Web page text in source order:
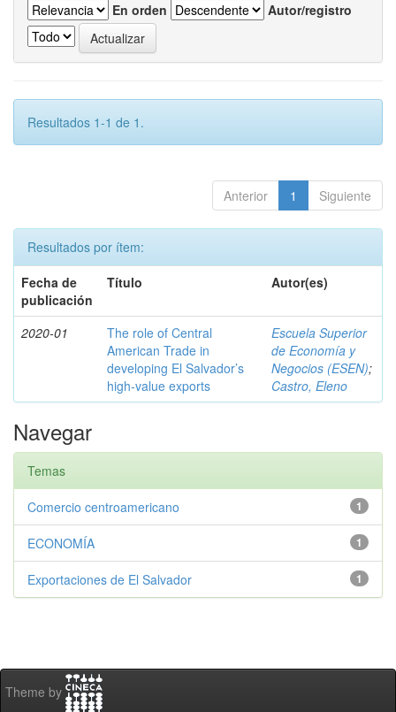
En orden
Autor/registro
Resultados 1-1 de 1.
Anterior 1 Siguiente
Resultados por ítem:
Fecha de
publicación
Título Autor(es)
2020-01
The role of Central
American Trade in
developing El Salvador’s
high-value exports
Escuela Superior
de Economía y
Negocios (ESEN);
Castro, Eleno
Navegar
Temas
1
Comercio centroamericano
1
ECONOMÍA
1
Exportaciones de El Salvador
Theme by